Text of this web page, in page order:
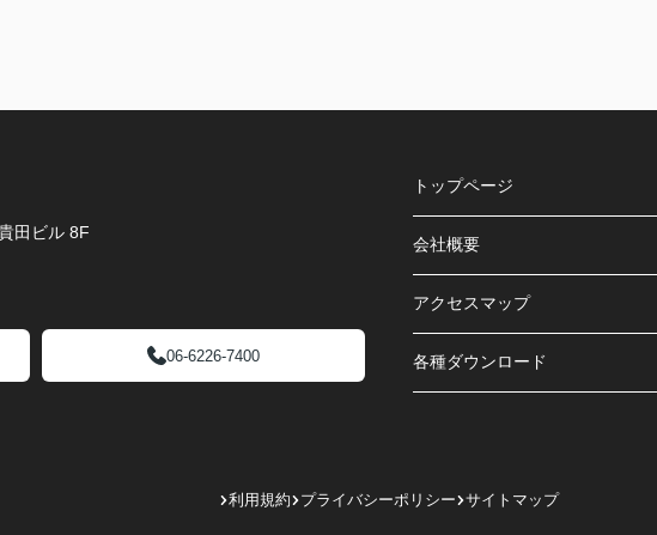
田ビル 8F
06-6226-7400
トップページ
会社概要
アクセスマップ
各種ダウンロード
利用規約 プライバシーポリシー サイトマップ